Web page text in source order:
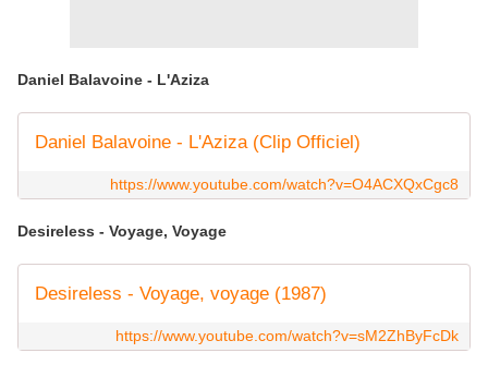
Daniel Balavoine - L'Aziza
Daniel Balavoine - L'Aziza (Clip Officiel)
https://www.youtube.com/watch?v=O4ACXQxCgc8
Desireless - Voyage, Voyage
Desireless - Voyage, voyage (1987)
https://www.youtube.com/watch?v=sM2ZhByFcDk